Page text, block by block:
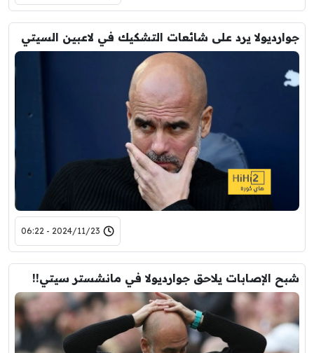
جوارديولا يرد على شائعات التشكيك في لاعبين السيتي
2024/11/23 - 06:22
شبح الإصابات يلاحق جوارديولا في مانشستر سيتي!!